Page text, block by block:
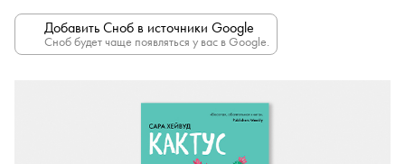
Добавить Сноб в источники Google
Сноб будет чаще появляться у вас в Google.